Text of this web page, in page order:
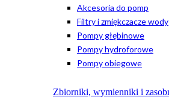
Akcesoria do pomp
Filtry i zmiękczacze wody
Pompy głębinowe
Pompy hydroforowe
Pompy obiegowe
Zbiorniki, wymienniki i